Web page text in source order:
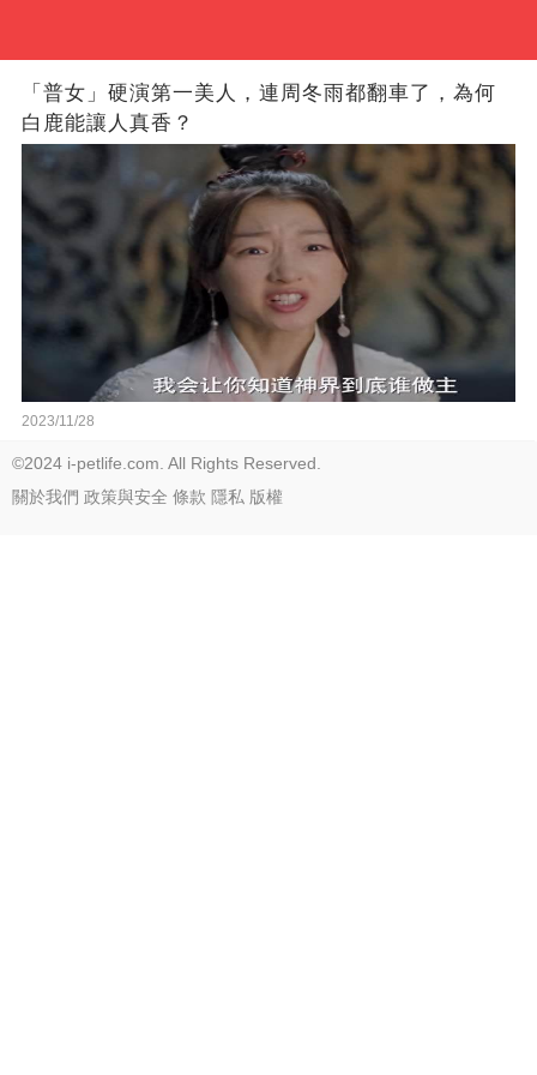
「普女」硬演第一美人，連周冬雨都翻車了，為何
白鹿能讓人真香？
2023/11/28
©2024 i-petlife.com. All Rights Reserved.
關於我們 政策與安全 條款 隱私 版權